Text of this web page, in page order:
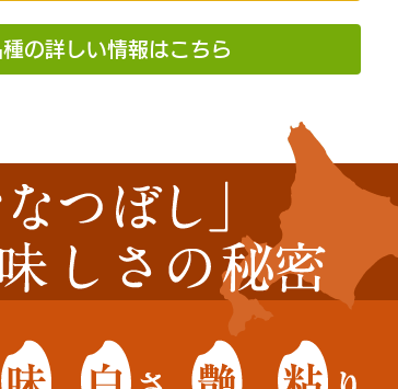
の詳しい情報はこちら